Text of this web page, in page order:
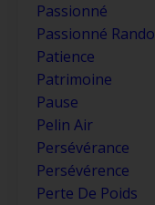
Passionné
Passionné Rando
Patience
Patrimoine
Pause
Pelin Air
Persévérance
Persévérence
Perte De Poids